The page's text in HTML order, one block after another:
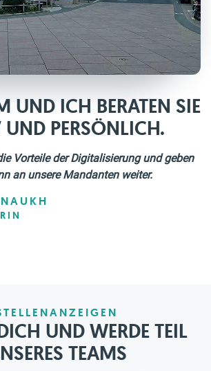
UND ICH BERATEN SIE
PERSÖNLICH.
Vorteile der Digitalisierung und geben
an unsere Mandanten weiter.
UND WERDE TEIL
TEAMS